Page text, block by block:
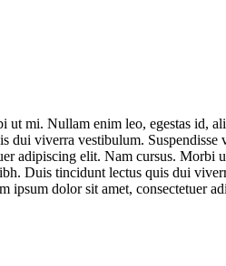
mi. Nullam enim leo, egestas id,
dui viverra vestibulum.
adipiscing elit. Nam cursus.
Duis tincidunt lectus quis dui
ipsum dolor sit amet, consectetuer